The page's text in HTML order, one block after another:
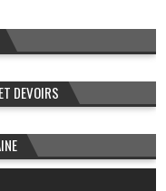
DEVOIRS